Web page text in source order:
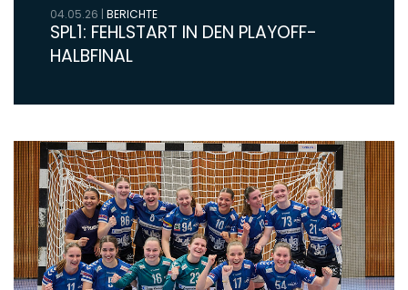
04.05.26 | BERICHTE
SPL1: FEHLSTART IN DEN PLAYOFF-
HALBFINAL